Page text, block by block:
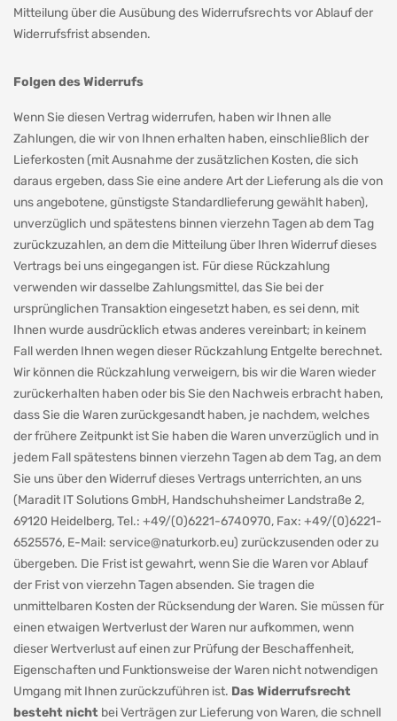
Mitteilung über die Ausübung des Widerrufsrechts vor Ablauf der
Widerrufsfrist absenden.
Folgen des Widerrufs
Wenn Sie diesen Vertrag widerrufen, haben wir Ihnen alle
Zahlungen, die wir von Ihnen erhalten haben, einschließlich der
Lieferkosten (mit Ausnahme der zusätzlichen Kosten, die sich
daraus ergeben, dass Sie eine andere Art der Lieferung als die von
uns angebotene, günstigste Standardlieferung gewählt haben),
unverzüglich und spätestens binnen vierzehn Tagen ab dem Tag
zurückzuzahlen, an dem die Mitteilung über Ihren Widerruf dieses
Vertrags bei uns eingegangen ist. Für diese Rückzahlung
verwenden wir dasselbe Zahlungsmittel, das Sie bei der
ursprünglichen Transaktion eingesetzt haben, es sei denn, mit
Ihnen wurde ausdrücklich etwas anderes vereinbart; in keinem
Fall werden Ihnen wegen dieser Rückzahlung Entgelte berechnet.
Wir können die Rückzahlung verweigern, bis wir die Waren wieder
zurückerhalten haben oder bis Sie den Nachweis erbracht haben,
dass Sie die Waren zurückgesandt haben, je nachdem, welches
der frühere Zeitpunkt ist Sie haben die Waren unverzüglich und in
jedem Fall spätestens binnen vierzehn Tagen ab dem Tag, an dem
Sie uns über den Widerruf dieses Vertrags unterrichten, an uns
(Maradit IT Solutions GmbH, Handschuhsheimer Landstraße 2,
69120 Heidelberg, Tel.: +49/(0)6221-6740970, Fax: +49/(0)6221-
6525576, E-Mail: service@naturkorb.eu) zurückzusenden oder zu
übergeben. Die Frist ist gewahrt, wenn Sie die Waren vor Ablauf
der Frist von vierzehn Tagen absenden. Sie tragen die
unmittelbaren Kosten der Rücksendung der Waren. Sie müssen für
einen etwaigen Wertverlust der Waren nur aufkommen, wenn
dieser Wertverlust auf einen zur Prüfung der Beschaffenheit,
Eigenschaften und Funktionsweise der Waren nicht notwendigen
Umgang mit Ihnen zurückzuführen ist. Das Widerrufsrecht
besteht nicht bei Verträgen zur Lieferung von Waren, die schnell